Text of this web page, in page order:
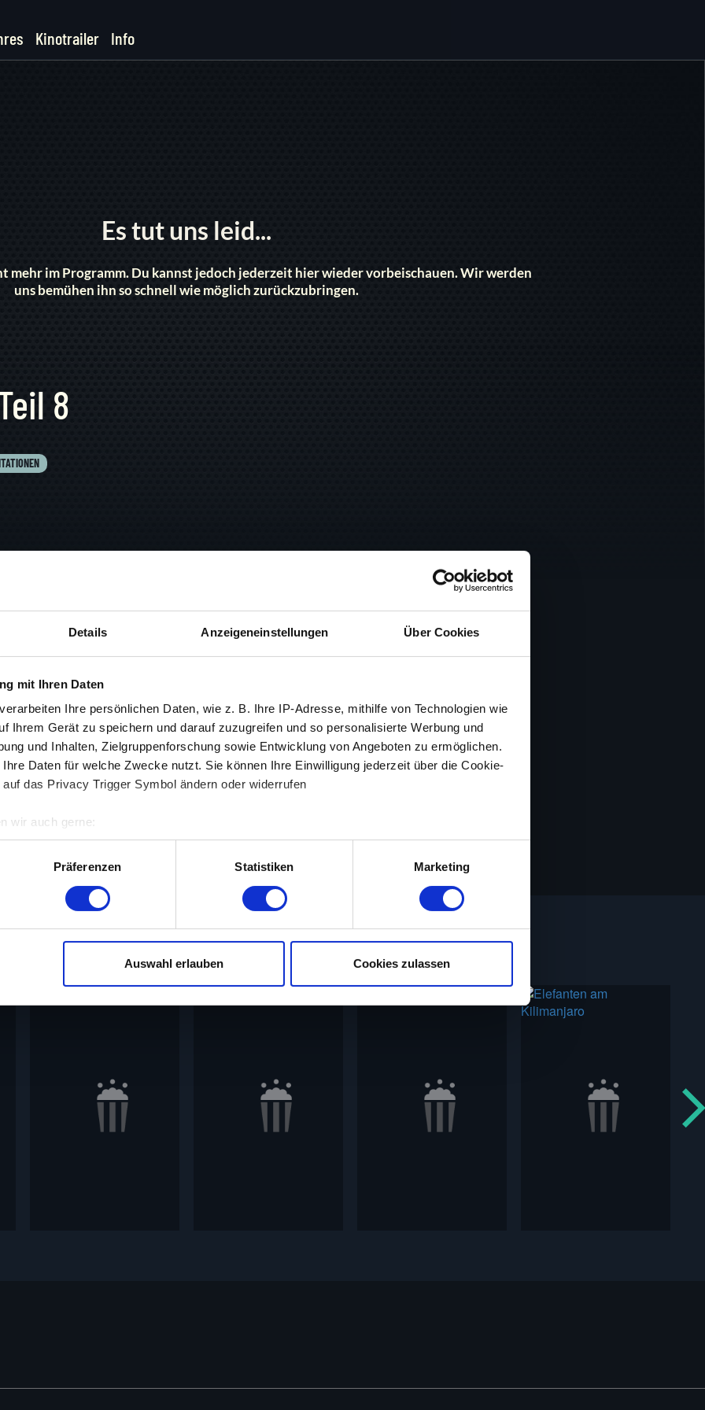
Details Anzeigeneinstellungen Über Cookies
mit Ihren Daten
verarbeiten Ihre persönlichen Daten, wie z. B. Ihre IP-Adresse, mithilfe von Technologien wie
Ihrem Gerät zu speichern und darauf zuzugreifen und so personalisierte Werbung und
und Inhalten, Zielgruppenforschung sowie Entwicklung von Angeboten zu ermöglichen.
Daten für welche Zwecke nutzt. Sie können Ihre Einwilligung jederzeit über die Cookie-
das Privacy Trigger Symbol ändern oder widerrufen
wir auch gerne:
geografische Lage erfassen, welche bis auf einige Meter genau sein können
Scannen nach bestimmten Merkmalen (Fingerprinting) identifizieren
Ihre persönlichen Daten verarbeitet werden, und legen Sie Ihre Präferenzen imAbschnitt
kannst du Spielfilme aus den Jahren 1910 bis 2010 kostenlos ansehen. Bitte beachte,
unserer zahlreichen Werbepartner nicht möglich ist. Wir verwenden Cookies, um
Präferenzen Statistiken Marketing
Auswahl erlauben Cookies zulassen
Kinotrailer Info
Es tut uns leid...
mehr im Programm. Du kannst jedoch jederzeit hier wieder vorbeischauen. Wir werden
uns bemühen ihn so schnell wie möglich zurückzubringen.
8
van Lawick